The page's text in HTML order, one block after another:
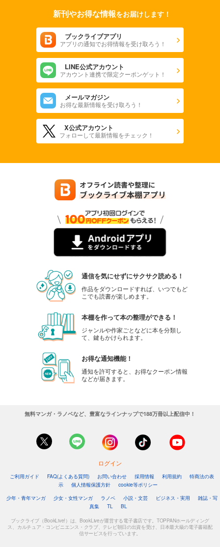
新刊やお得な情報をお届けします！
ブックライブアプリ
アプリの通知でお得情報を受け取ろう！
LINE公式アカウント
アカウント連携で限定クーポンゲット！
メールマガジン
お得な最新情報を受け取ろう！
X公式アカウント
フォローして最新情報をチェック！
通信を気にせずにサクサク読める！
作品をダウンロードすれば、いつでもど
こでも読書が楽しめます。
本棚を作って本の整理ができる！
ジャンルや作家ごとなどに本を分類し
て、鍵もかけられます。
お得な通知機能！
通知を許可すると、お得なクーポン情報
などが届きます。
無料マンガ・ラノベなど、豊富なラインナップで188万冊以上配信中！
ログイン
ご利用ガイド FAQ(よくある質問) お問い合わせ 採用情報 利用規約
特商法の表
示
個人情報保護方針
cookie等ポリシー
少年・青年マンガ
少女・女性マンガ ラノベ 小説・文芸 ビジネス・実用
雑誌・写
真集
TL BL
ブックライブ（BookLive!）は、BookLiveが運営する電子書店です。TOPPANホールディング
ス、カルチュア・コンビニエンス・クラブ、テレビ朝日の出資を受け、日本最大級の電子書籍配
信サービスを行っています。